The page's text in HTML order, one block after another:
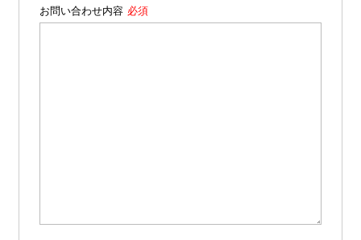
お問い合わせ内容